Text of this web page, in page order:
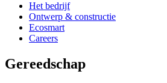
Het bedrijf
Ontwerp & constructie
Ecosmart
Careers
Gereedschap